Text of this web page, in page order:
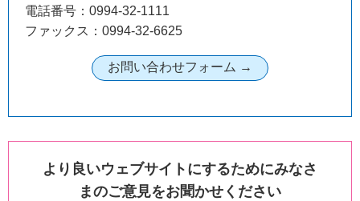
電話番号：0994-32-1111
ファックス：0994-32-6625
より良いウェブサイトにするためにみなさ
まのご意見をお聞かせください